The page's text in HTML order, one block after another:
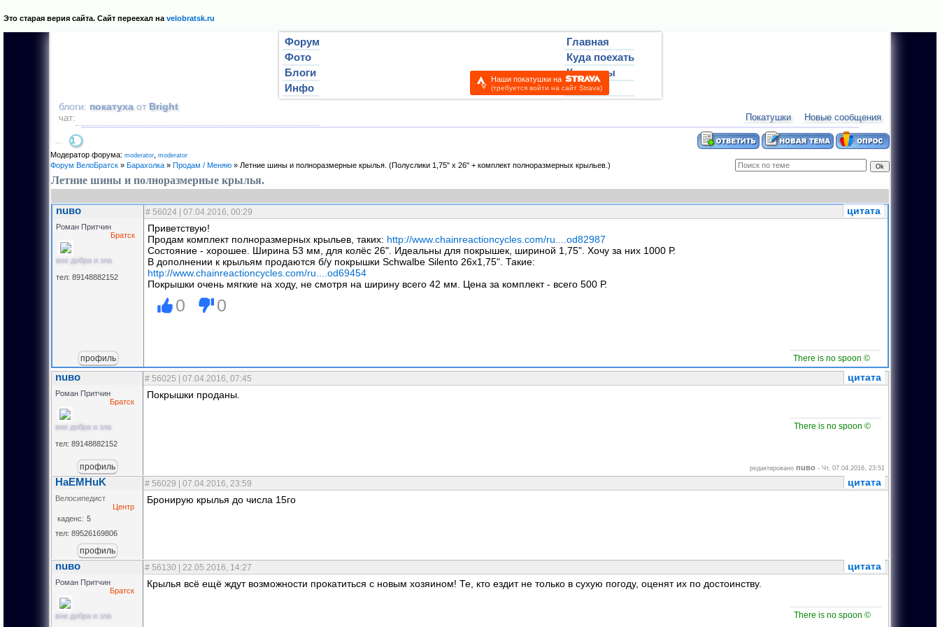
Это старая верия сайта. Сайт переехал на velobratsk.ru
Форум
Фото
Блоги
Инфо
Главная
Куда поехать
Контакты
Вход
блоги: покатухаот Bright
чат: Покатушки Новые сообщения
1
Модератор форума: moderator mоderator
Форум ВелоБратск » Барахолка » Продам / Меняю » Летние шины и полноразмерные крылья. (Полуслики 1,75" х 26" + комплект полноразмерных крыльев.)
Летние шины и полноразмерные крылья.
nuвo # 56024 | 07.04.2016, 00:29 цитата
Роман Притчин
Братск
вне добра и зла
тел: 89148882152
Приветствую!
Продам комплект полноразмерных крыльев, таких: http://www.chainreactioncycles.com/ru....od82987
Состояние - хорошее. Ширина 53 мм, для колёс 26". Идеальны для покрышек, шириной 1,75". Хочу за них 1000 Р.
В дополнении к крыльям продаются б/у покрышки Schwalbe Silento 26x1,75". Такие:
http://www.chainreactioncycles.com/ru....od69454
Покрышки очень мягкие на ходу, не смотря на ширину всего 42 мм. Цена за комплект - всего 500 Р.
0 0
There is no spoon ©
профиль
nuвo # 56025 | 07.04.2016, 07:45 цитата
Роман Притчин
Братск
вне добра и зла
тел: 89148882152
Покрышки проданы.
There is no spoon ©
редактировано nuвo - Чт, 07.04.2016, 23:51
профиль
HaEMHuK # 56029 | 07.04.2016, 23:59 цитата
Велосипедист
Центр
каденс: 5
тел: 89526169806
Бронирую крылья до числа 15го
профиль
nuвo # 56130 | 22.05.2016, 14:27 цитата
Роман Притчин
Братск
вне добра и зла
Крылья всё ещё ждут возможности прокатиться с новым хозяином! Те, кто ездит не только в сухую погоду, оценят их по достоинству.
There is no spoon ©
Наши покатушки на
(требуется войти на сайт Strava)